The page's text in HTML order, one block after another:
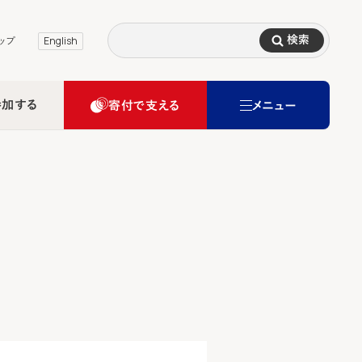
プ English 検索
する 寄付で支える メニュー